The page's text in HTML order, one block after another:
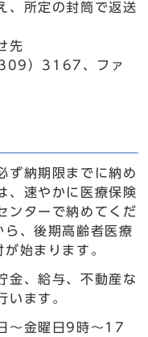
、所定の封筒で返送
先
）3167、ファ
ず納期限までに納め
、速やかに医療保険
ンターで納めてくだ
、後期高齢者医療
始まります。
金、給与、不動産な
います。
〜金曜日9時～17